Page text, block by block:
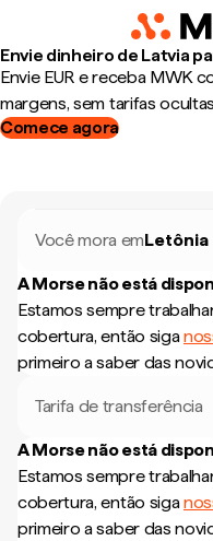
Envie dinheiro de Latvia
Envie EUR e receba MWK
margens, sem tarifas
Comece agora
Você mora emLetônia
A Morse não está
Estamos sempre
cobertura, então siga
primeiro a saber das
Tarifa de transferência
A Morse não está
Estamos sempre
cobertura, então siga
primeiro a saber das